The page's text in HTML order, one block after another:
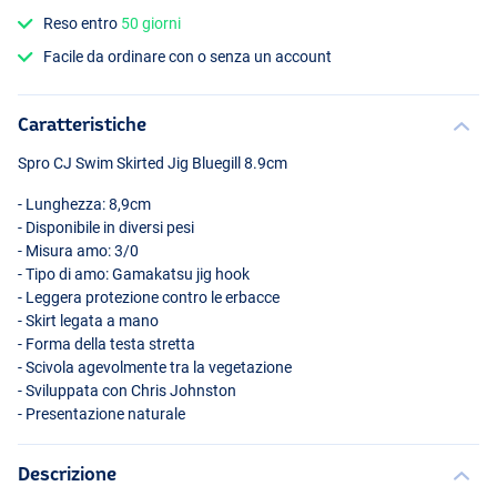
Reso entro 50 giorni
Facile da ordinare con o senza un account
Caratteristiche
Spro CJ Swim Skirted Jig Bluegill 8.9cm
- Lunghezza: 8,9cm
- Disponibile in diversi pesi
- Misura amo: 3/0
- Tipo di amo: Gamakatsu jig hook
- Leggera protezione contro le erbacce
- Skirt legata a mano
- Forma della testa stretta
- Scivola agevolmente tra la vegetazione
- Sviluppata con Chris Johnston
- Presentazione naturale
Descrizione